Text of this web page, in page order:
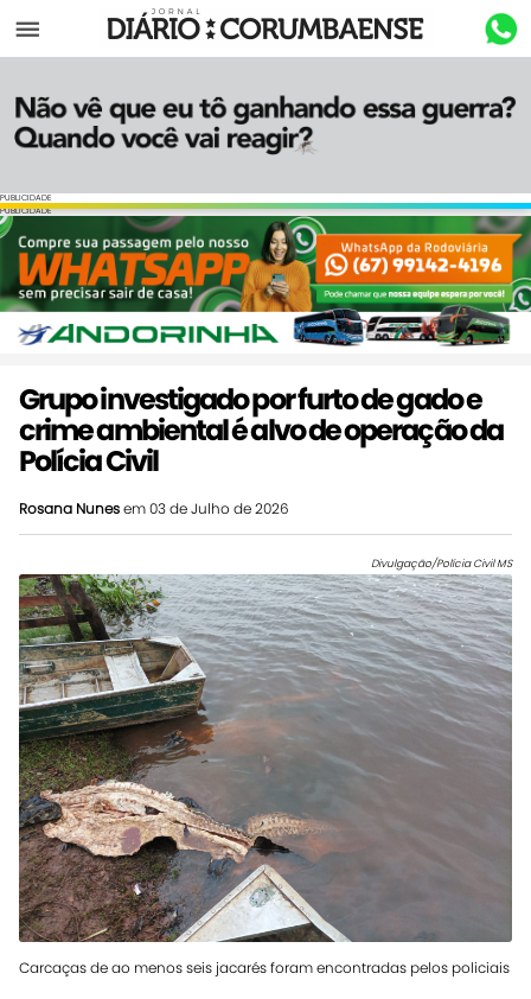
Menu
PUBLICIDADE
PUBLICIDADE
Grupo investigado por furto de gado e
crime ambiental é alvo de operação da
Polícia Civil
Rosana Nunesem 03 de Julho de 2026
Divulgação/Polícia Civil MS
Carcaças de ao menos seis jacarés foram encontradas pelos policiais